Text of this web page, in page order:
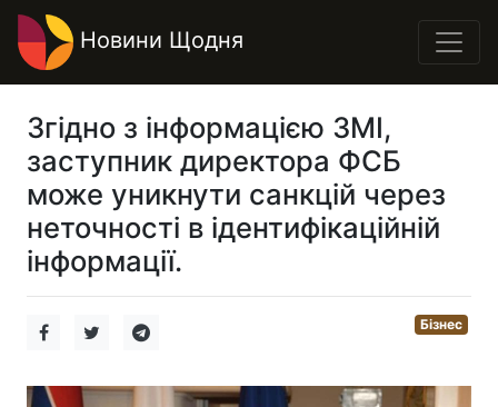
Новини Щодня
Згідно з інформацією ЗМІ,
заступник директора ФСБ
може уникнути санкцій через
неточності в ідентифікаційній
інформації.
Бізнес